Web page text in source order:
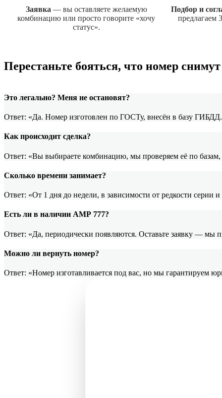
Заявка — вы оставляете желаемую
комбинацию или просто говорите «хочу
статус».
Подбор и
предлагаем
Перестаньте бояться, что номер
Это легально? Меня не остановят?
Ответ: «Да. Номер изготовлен по ГОСТу, внесён в базу
Как происходит сделка?
Ответ: «Вы выбираете комбинацию, мы проверяем её по
Сколько времени занимает?
Ответ: «От 1 дня до недели, в зависимости от редкости
Есть ли в наличии АМР 777?
Ответ: «Да, периодически появляются. Оставьте заявку — мы
Можно ли вернуть номер?
Ответ: «Номер изготавливается под вас, но мы гарантируем